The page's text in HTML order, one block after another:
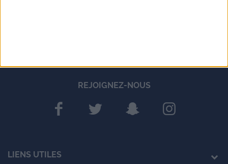
REJOIGNEZ-NOUS
LIENS UTILES